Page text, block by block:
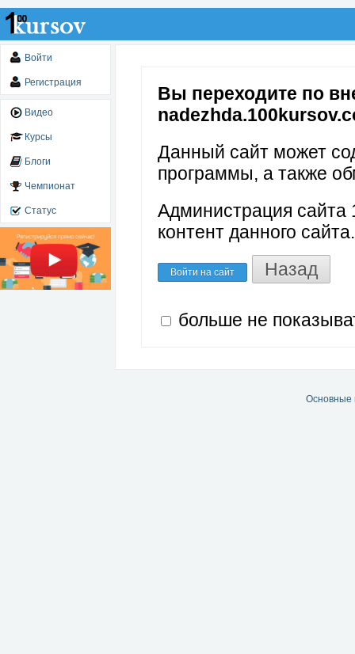
Войти
Регистрация
Видео
Курсы
Блоги
Чемпионат
Статус
Вы переходите по
Данный сайт может
программы, а также
Администрация сайта
контент данного сайта.
Войти на сайт Назад
больше не
Основные